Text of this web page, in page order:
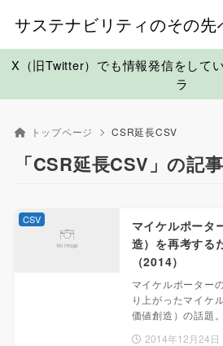
サステナビリティのその先
X（旧Twitter）でも情報発信をし
ラ
トップページ CSR延長CSV
「CSR延長CSV」の記
マイケルポータ
造）を再考する
（2014）
マイケルポーター
り上がったマイケ
価値創造）の話題
2014年12月24日
CSV